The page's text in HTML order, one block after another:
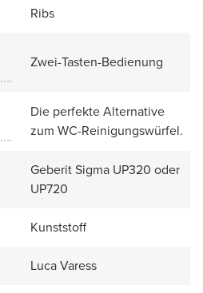
Ribs
Zwei-Tasten-Bedienung
Die perfekte Alternative
zum WC-Reinigungswürfel.
Geberit Sigma UP320 oder
UP720
Kunststoff
Luca Varess